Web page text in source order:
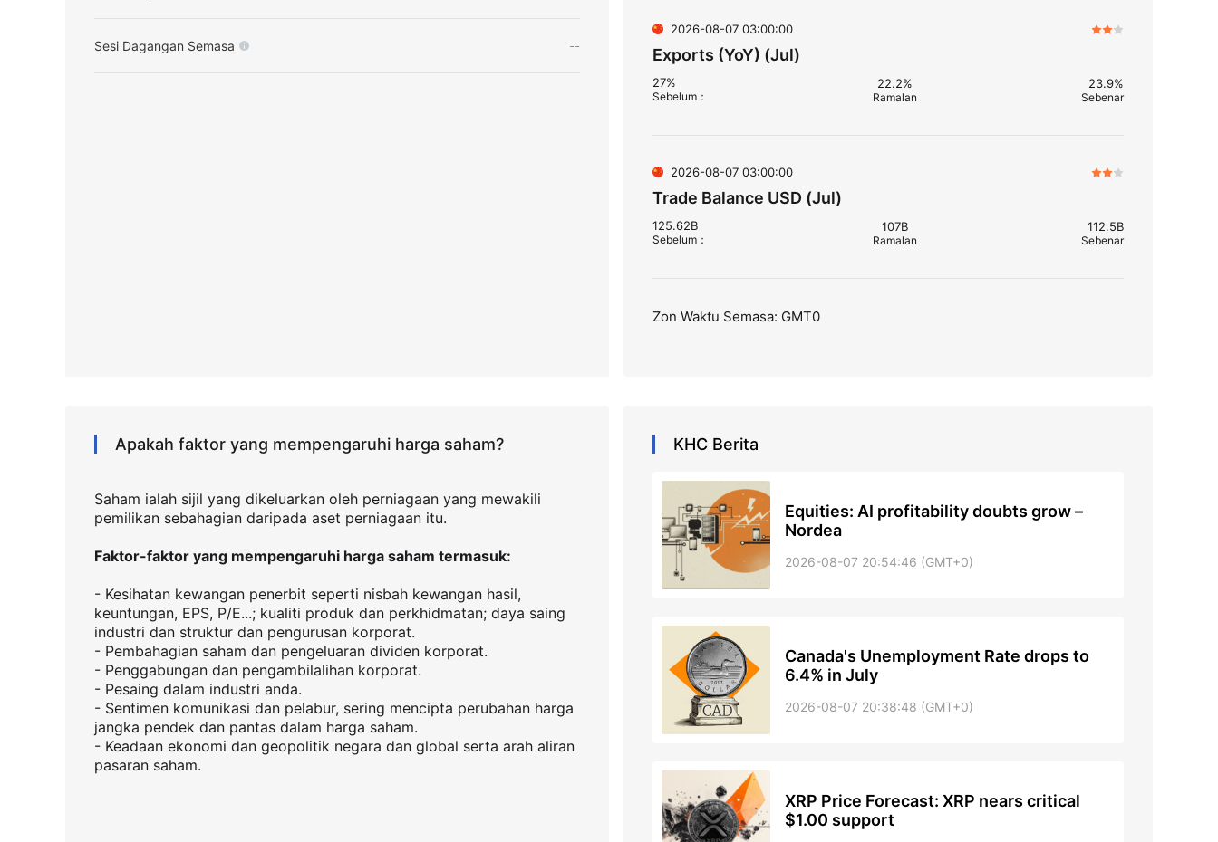
Sesi Dagangan Semasa --
2026-08-07 03:00:00
Exports (YoY) (Jul)
27%
Sebelum ：
22.2%
Ramalan
23.9%
Sebenar
2026-08-07 03:00:00
Trade Balance USD (Jul)
125.62B
Sebelum ：
107B
Ramalan
112.5B
Sebenar
Zon Waktu Semasa: GMT0
Apakah faktor yang mempengaruhi harga saham?
Saham ialah sijil yang dikeluarkan oleh perniagaan yang mewakili
pemilikan sebahagian daripada aset perniagaan itu.
Faktor-faktor yang mempengaruhi harga saham termasuk:
- Kesihatan kewangan penerbit seperti nisbah kewangan hasil,
keuntungan, EPS, P/E...; kualiti produk dan perkhidmatan; daya saing
industri dan struktur dan pengurusan korporat.
- Pembahagian saham dan pengeluaran dividen korporat.
- Penggabungan dan pengambilalihan korporat.
- Pesaing dalam industri anda.
- Sentimen komunikasi dan pelabur, sering mencipta perubahan harga
jangka pendek dan pantas dalam harga saham.
- Keadaan ekonomi dan geopolitik negara dan global serta arah aliran
pasaran saham.
KHC Berita
Equities: AI profitability doubts grow –
Nordea
2026-08-07 20:54:46 (GMT+0)
Canada's Unemployment Rate drops to
6.4% in July
2026-08-07 20:38:48 (GMT+0)
XRP Price Forecast: XRP nears critical
$1.00 support